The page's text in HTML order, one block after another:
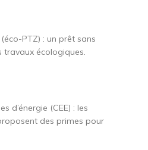
PTZ) : un prêt sans
travaux écologiques.
d’énergie (CEE) : les
des primes pour